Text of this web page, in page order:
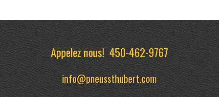
Appelez nous!450-462-9767
info@pneussthubert.com